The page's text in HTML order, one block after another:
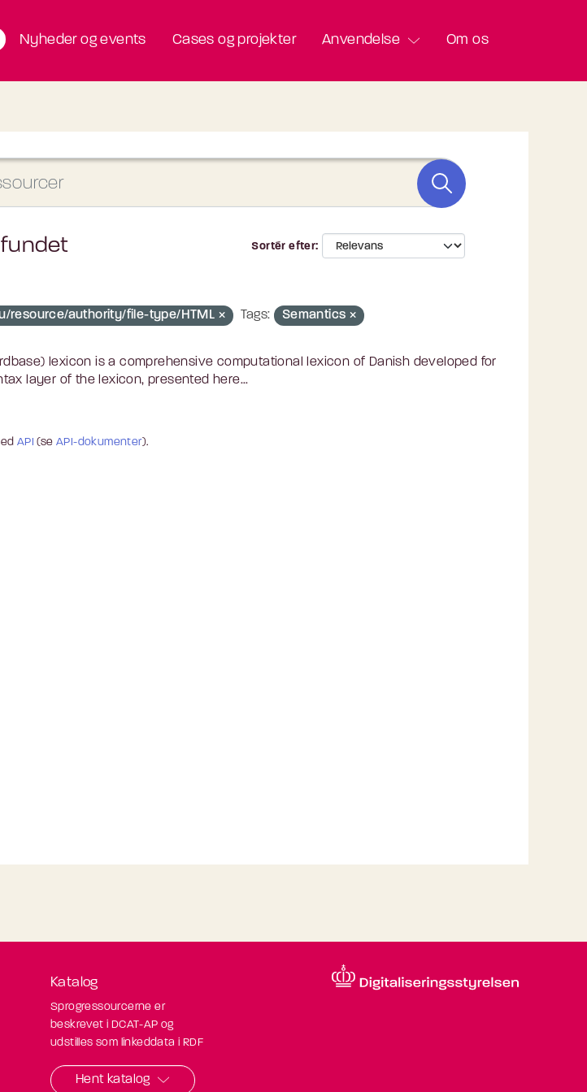
Nyheder og events Cases og projekter Anvendelse Om os
Sortér efter
resource/authority/file-type/HTML
Tags: Semantics
lexicon is a comprehensive computational lexicon of Danish developed for
layer of the lexicon, presented here...
API (seAPI-dokumenter).
Katalog
Sprogressourcerne er
beskrevet i DCAT-AP og
udstilles som linkeddata i RDF
Hent katalog